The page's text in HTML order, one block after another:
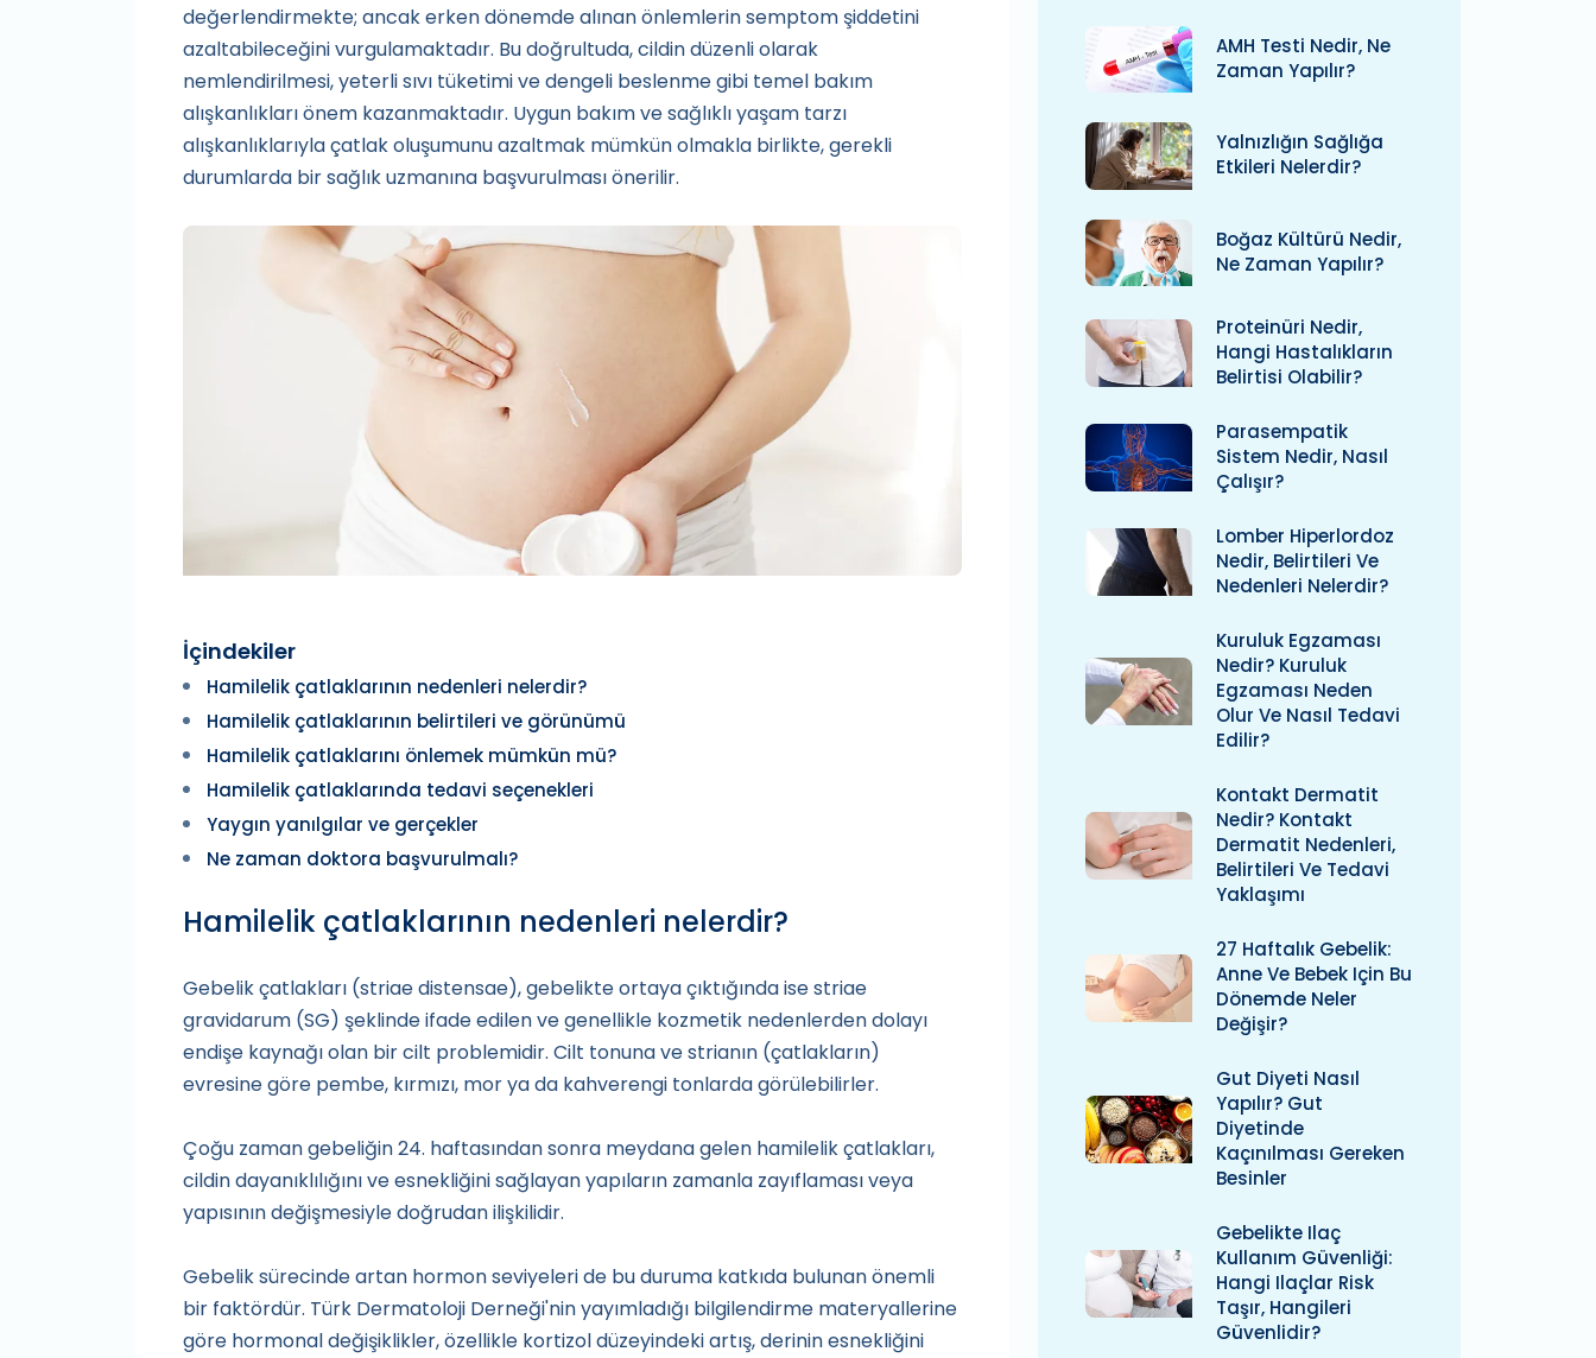
değerlendirmekte; ancak erken dönemde alınan önlemlerin semptom şiddetini
azaltabileceğini vurgulamaktadır. Bu doğrultuda, cildin düzenli olarak
nemlendirilmesi, yeterli sıvı tüketimi ve dengeli beslenme gibi temel bakım
alışkanlıkları önem kazanmaktadır. Uygun bakım ve sağlıklı yaşam tarzı
alışkanlıklarıyla çatlak oluşumunu azaltmak mümkün olmakla birlikte, gerekli
durumlarda bir sağlık uzmanına başvurulması önerilir.
İçindekiler
Hamilelik çatlaklarının nedenleri nelerdir?
Hamilelik çatlaklarının belirtileri ve görünümü
Hamilelik çatlaklarını önlemek mümkün mü?
Hamilelik çatlaklarında tedavi seçenekleri
Yaygın yanılgılar ve gerçekler
Ne zaman doktora başvurulmalı?
Hamilelik çatlaklarının nedenleri nelerdir?
Gebelik çatlakları (striae distensae), gebelikte ortaya çıktığında ise striae
gravidarum (SG) şeklinde ifade edilen ve genellikle kozmetik nedenlerden dolayı
endişe kaynağı olan bir cilt problemidir. Cilt tonuna ve strianın (çatlakların)
evresine göre pembe, kırmızı, mor ya da kahverengi tonlarda görülebilirler.
Çoğu zaman gebeliğin 24. haftasından sonra meydana gelen hamilelik çatlakları,
cildin dayanıklılığını ve esnekliğini sağlayan yapıların zamanla zayıflaması veya
yapısının değişmesiyle doğrudan ilişkilidir.
Gebelik sürecinde artan hormon seviyeleri de bu duruma katkıda bulunan önemli
bir faktördür. Türk Dermatoloji Derneği'nin yayımladığı bilgilendirme materyallerine
göre hormonal değişiklikler, özellikle kortizol düzeyindeki artış, derinin esnekliğini
AMH Testi Nedir, Ne
Zaman Yapılır?
Yalnızlığın Sağlığa
Etkileri Nelerdir?
Boğaz Kültürü Nedir,
Ne Zaman Yapılır?
Proteinüri Nedir,
Hangi Hastalıkların
Belirtisi Olabilir?
Parasempatik
Sistem Nedir, Nasıl
Çalışır?
Lomber Hiperlordoz
Nedir, Belirtileri Ve
Nedenleri Nelerdir?
Kuruluk Egzaması
Nedir? Kuruluk
Egzaması Neden
Olur Ve Nasıl Tedavi
Edilir?
Kontakt Dermatit
Nedir? Kontakt
Dermatit Nedenleri,
Belirtileri Ve Tedavi
Yaklaşımı
27 Haftalık Gebelik:
Anne Ve Bebek Için Bu
Dönemde Neler
Değişir?
Gut Diyeti Nasıl
Yapılır? Gut
Diyetinde
Kaçınılması Gereken
Besinler
Gebelikte Ilaç
Kullanım Güvenliği:
Hangi Ilaçlar Risk
Taşır, Hangileri
Güvenlidir?